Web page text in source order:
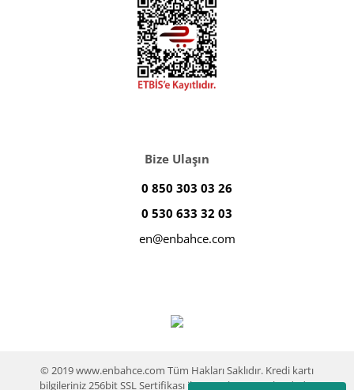
Bize Ulaşın
0 850 303 03 26
0 530 633 32 03
en@enbahce.com
© 2019 www.enbahce.com Tüm Hakları Saklıdır. Kredi kartı
bilgileriniz 256bit SSL Sertifikası ile %100 koruma altındadır.